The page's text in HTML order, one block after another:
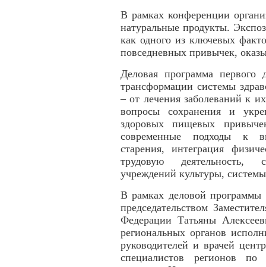
В рамках конференции
натуральные продукты.
как одного из ключевых
повседневных привычек,
Деловая программа первого
трансформации системы
– от лечения заболеваний к
вопросы сохранения и
здоровых пищевых
современные подходы к
старения, интеграция
трудовую деятельность,
учреждений культуры,
В рамках деловой программы
председательством
Федерации Татьяны
региональных органов
руководителей и врачей
специалистов регионов